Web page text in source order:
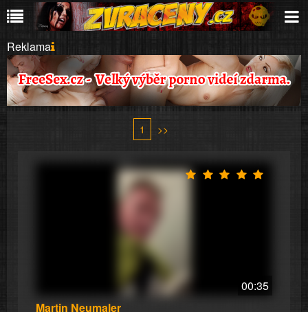
Reklama
1 >>
00:35
Martin Neumaler